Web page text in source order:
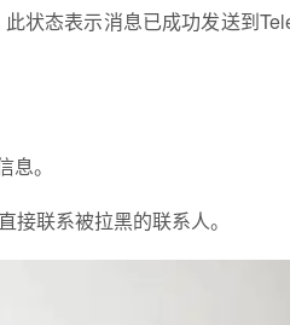
状态表示消息已成功发送到
。
联系被拉黑的联系人。